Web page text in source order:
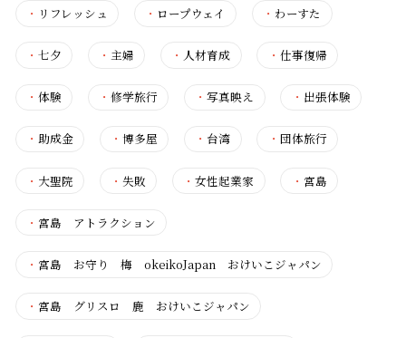
・ リフレッシュ ・ ロープウェイ ・ わーすた
・ 七夕 ・主婦 ・ 人材育成 ・ 仕事復帰
・ 体験 ・修学旅行 ・写真映え ・ 出張体験
・ 助成金 ・博多屋 ・ 台湾 ・ 団体旅行
・ 大聖院 ・失敗 ・女性起業家 ・ 宮島
・ 宮島 アトラクション
・ 宮島 お守り 梅 okeikoJapan おけいこジャパン
・ 宮島 グリスロ 鹿 おけいこジャパン